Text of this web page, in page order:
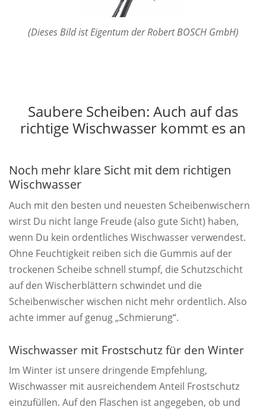
(Dieses Bild ist Eigentum der Robert BOSCH GmbH)
Saubere Scheiben: Auch auf das
richtige Wischwasser kommt es an
Noch mehr klare Sicht mit dem richtigen
Wischwasser
Auch mit den besten und neuesten Scheibenwischern
wirst Du nicht lange Freude (also gute Sicht) haben,
wenn Du kein ordentliches Wischwasser verwendest.
Ohne Feuchtigkeit reiben sich die Gummis auf der
trockenen Scheibe schnell stumpf, die Schutzschicht
auf den Wischerblättern schwindet und die
Scheibenwischer wischen nicht mehr ordentlich. Also
achte immer auf genug „Schmierung“.
Wischwasser mit Frostschutz für den Winter
Im Winter ist unsere dringende Empfehlung,
Wischwasser mit ausreichendem Anteil Frostschutz
einzufüllen. Auf den Flaschen ist angegeben, ob und